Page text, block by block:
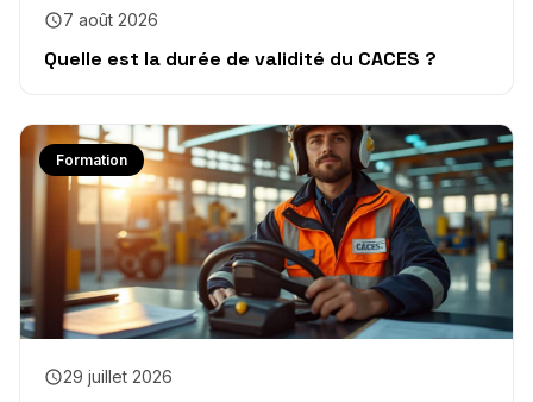
7 août 2026
Quelle est la durée de validité du CACES ?
Formation
29 juillet 2026